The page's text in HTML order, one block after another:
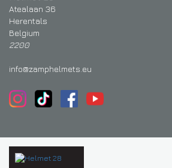
Atealaan 36
Herentals
Belgium
2200
info@zamphelmets.eu